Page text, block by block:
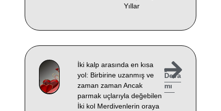
Yıllar
İki kalp arasında en kısa
yol: Birbirine uzanmış ve
zaman zaman Ancak
parmak uçlarıyla değebilen
İki kol Merdivenlerin oraya
Deva
mı